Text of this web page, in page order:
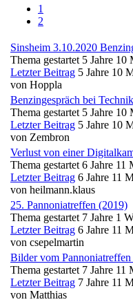
1
2
Sinsheim 3.10.2020
Thema gestartet 5 Jahre 10
Letzter Beitrag 5 Jahre 10
von Hoppla
Benzingespräch bei
Thema gestartet 5 Jahre 10
Letzter Beitrag 5 Jahre 10
von Zembron
Verlust von einer
Thema gestartet 6 Jahre 11
Letzter Beitrag 6 Jahre 11
von heilmann.klaus
25. Pannoniatreffen (2019)
Thema gestartet 7 Jahre 1
Letzter Beitrag 6 Jahre 11
von csepelmartin
Bilder vom
Thema gestartet 7 Jahre 11
Letzter Beitrag 7 Jahre 11
von Matthias